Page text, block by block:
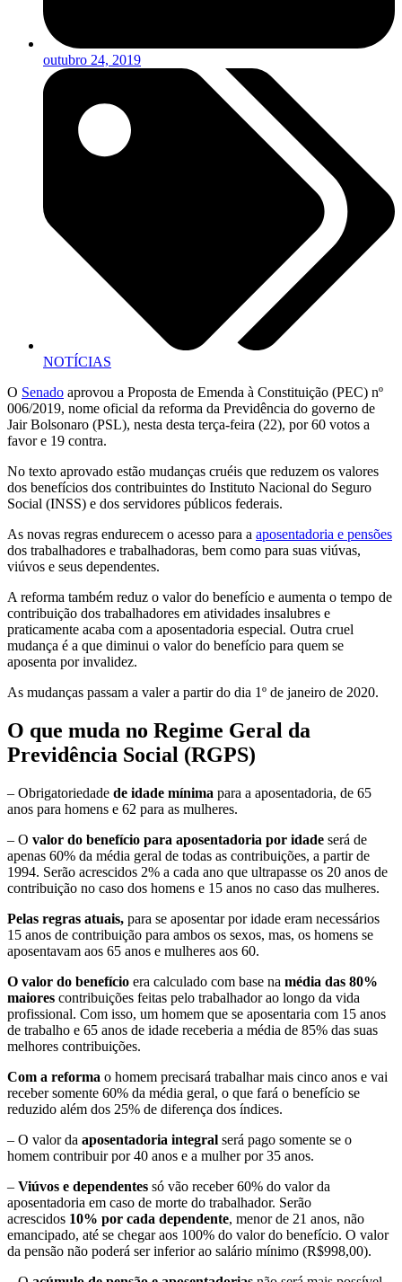
outubro 24, 2019
NOTÍCIAS
O Senado aprovou a Proposta de Emenda à Constituição (PEC) nº
006/2019, nome oficial da reforma da Previdência do governo de
Jair Bolsonaro (PSL), nesta desta terça-feira (22), por 60 votos a
favor e 19 contra.
No texto aprovado estão mudanças cruéis que reduzem os valores
dos benefícios dos contribuintes do Instituto Nacional do Seguro
Social (INSS) e dos servidores públicos federais.
As novas regras endurecem o acesso para a aposentadoria e pensões
dos trabalhadores e trabalhadoras, bem como para suas viúvas,
viúvos e seus dependentes.
A reforma também reduz o valor do benefício e aumenta o tempo de
contribuição dos trabalhadores em atividades insalubres e
praticamente acaba com a aposentadoria especial. Outra cruel
mudança é a que diminui o valor do benefício para quem se
aposenta por invalidez.
As mudanças passam a valer a partir do dia 1º de janeiro de 2020.
O que muda no Regime Geral da
Previdência Social (RGPS)
– Obrigatoriedade de idade mínima para a aposentadoria, de 65
anos para homens e 62 para as mulheres.
– O valor do benefício para aposentadoria por idade será de
apenas 60% da média geral de todas as contribuições, a partir de
1994. Serão acrescidos 2% a cada ano que ultrapasse os 20 anos de
contribuição no caso dos homens e 15 anos no caso das mulheres.
Pelas regras atuais, para se aposentar por idade eram necessários
15 anos de contribuição para ambos os sexos, mas, os homens se
aposentavam aos 65 anos e mulheres aos 60.
O valor do benefício era calculado com base na média das 80%
maiores contribuições feitas pelo trabalhador ao longo da vida
profissional. Com isso, um homem que se aposentaria com 15 anos
de trabalho e 65 anos de idade receberia a média de 85% das suas
melhores contribuições.
Com a reforma o homem precisará trabalhar mais cinco anos e vai
receber somente 60% da média geral, o que fará o benefício se
reduzido além dos 25% de diferença dos índices.
– O valor da aposentadoria integral será pago somente se o
homem contribuir por 40 anos e a mulher por 35 anos.
– Viúvos e dependentes só vão receber 60% do valor da
aposentadoria em caso de morte do trabalhador. Serão
acrescidos 10% por cada dependente, menor de 21 anos, não
emancipado, até se chegar aos 100% do valor do benefício. O valor
da pensão não poderá ser inferior ao salário mínimo (R$998,00).